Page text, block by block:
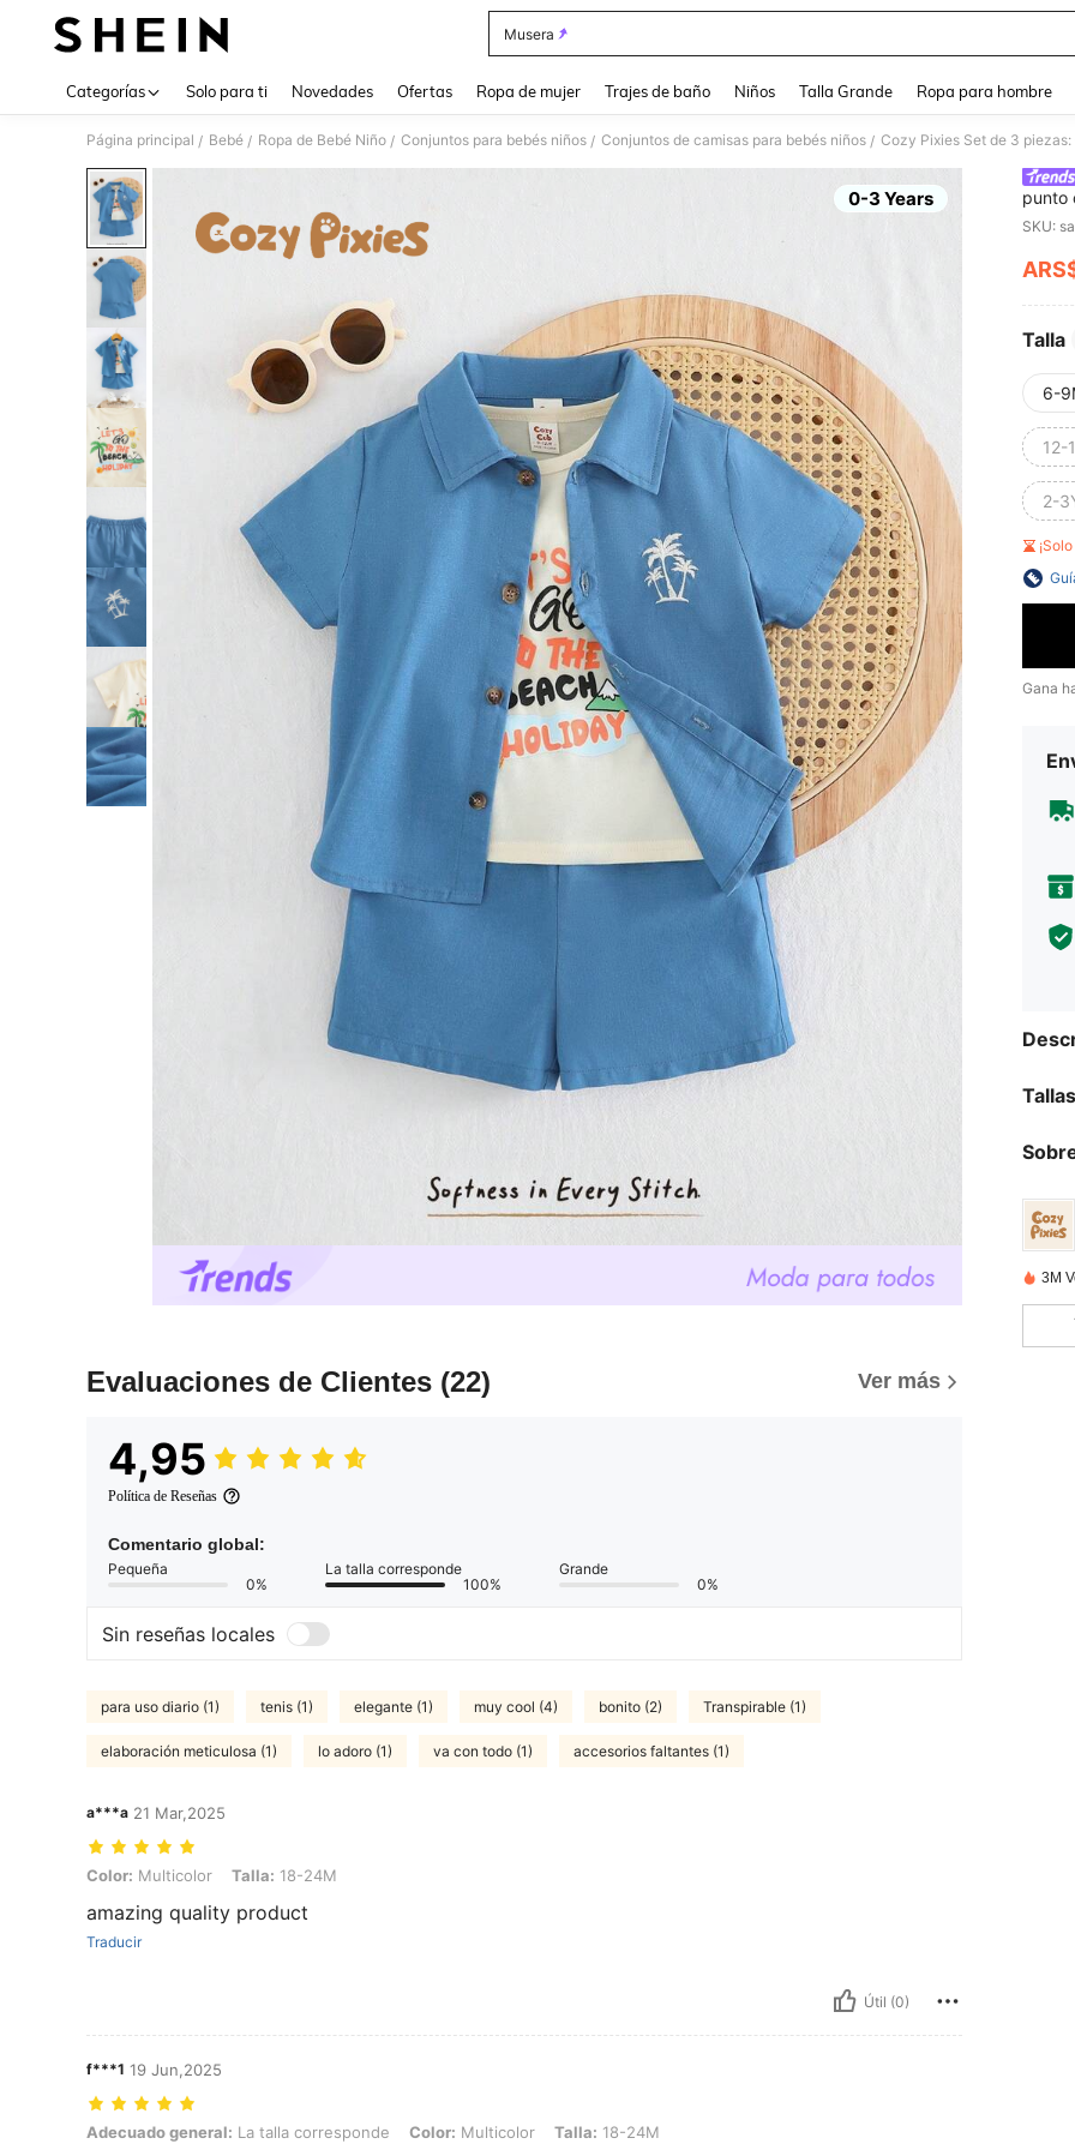
Musera
Categorías Solo para ti Novedades Ofertas Ropa de mujer Trajes de baño Niños Talla Grande Ropa para hombre
Página principal / Bebé / Ropa de Bebé Niño / Conjuntos para bebés niños / Conjuntos de camisas para bebés niños /
0-3 Years
Evaluaciones de Clientes (22) Ver más
4,95
Política de Reseñas
Comentario global:
Pequeña
0%
La talla corresponde
100%
Grande
0%
Sin reseñas locales
para uso diario (1) tenis (1) elegante (1) muy cool (4) bonito (2) Transpirable (1)
elaboración meticulosa (1) lo adoro (1) va con todo (1) accesorios faltantes (1)
a***a 21 Mar,2025
Color: Multicolor, Talla: 18-24M
Color: Multicolor Talla: 18-24M
amazing quality product
Traducir
Útil (0)
f***1 19 Jun,2025
Adecuado general: La talla corresponde, Color: Multicolor, Talla: 18-24M
Adecuado general: La talla corresponde Color: Multicolor Talla: 18-24M
punto
punto
SKU:
Talla
6-
12-
2-
Gana
3M